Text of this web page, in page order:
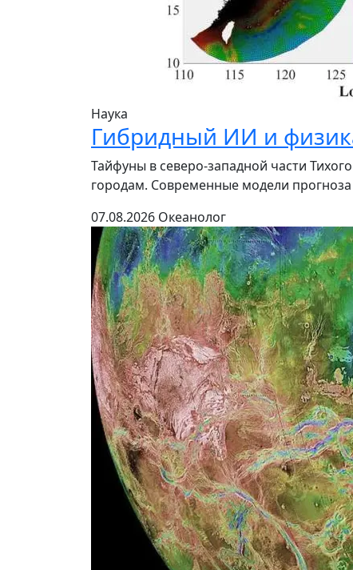
Наука
Гибридный ИИ и
Тайфуны в северо-западной части
городам. Современные модели
07.08.2026 Океанолог